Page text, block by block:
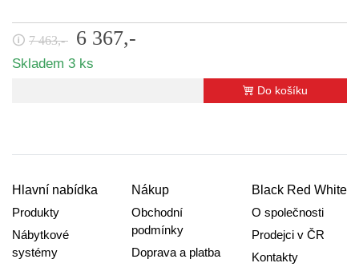
🛈 7 463,- 6 367,-
Skladem 3 ks
Do košíku
Hlavní nabídka
Produkty
Nábytkové
systémy
Nákup
Obchodní
podmínky
Doprava a platba
Black Red White
O společnosti
Prodejci v ČR
Kontakty